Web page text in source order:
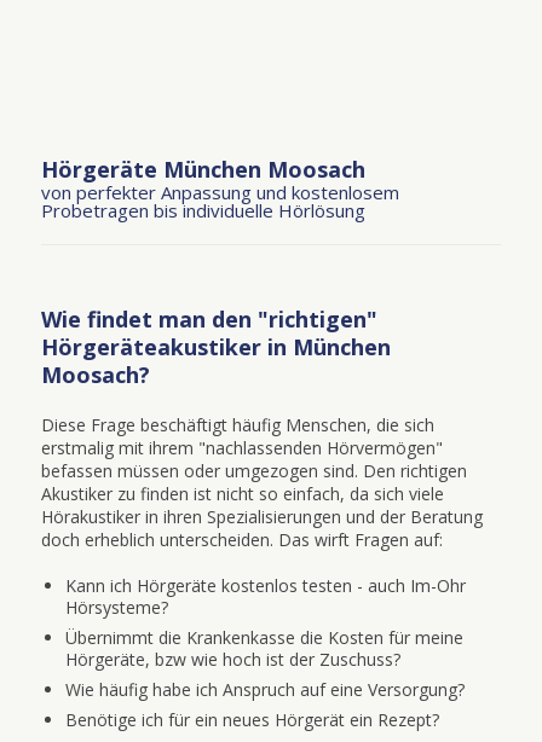
Hörgeräte München Moosach
von perfekter Anpassung und kostenlosem
Probetragen bis individuelle Hörlösung
Wie findet man den "richtigen"
Hörgeräteakustiker in München
Moosach?
Diese Frage beschäftigt häufig Menschen, die sich
erstmalig mit ihrem "nachlassenden Hörvermögen"
befassen müssen oder umgezogen sind. Den richtigen
Akustiker zu finden ist nicht so einfach, da sich viele
Hörakustiker in ihren Spezialisierungen und der Beratung
doch erheblich unterscheiden. Das wirft Fragen auf:
Kann ich Hörgeräte kostenlos testen - auch Im-Ohr
Hörsysteme?
Übernimmt die Krankenkasse die Kosten für meine
Hörgeräte, bzw wie hoch ist der Zuschuss?
Wie häufig habe ich Anspruch auf eine Versorgung?
Benötige ich für ein neues Hörgerät ein Rezept?